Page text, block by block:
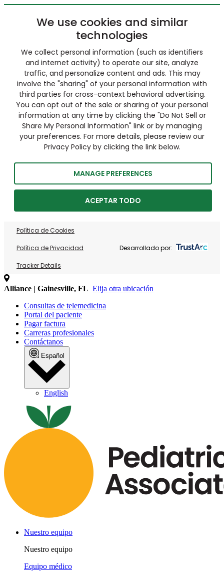
We use cookies and similar
technologies
We collect personal information (such as identifiers
and internet activity) to operate our site, analyze
traffic, and personalize content and ads. This may
involve the "sharing" of your personal information with
third parties for cross-context behavioral advertising.
You can opt out of the sale or sharing of your personal
information at any time by clicking the "Do Not Sell or
Share My Personal Information" link or by managing
your preferences. For more details, please review our
Privacy Policy by clicking the link below.
MANAGE PREFERENCES
ACEPTAR TODO
Política de Cookies
Política de Privacidad
Tracker Details
Desarrollado por:
Alliance | Gainesville, FL Elija otra ubicación
Consultas de telemedicina
Portal del paciente
Pagar factura
Carreras profesionales
Contáctanos
Español
English
Nuestro equipo
Nuestro equipo
Equipo médico